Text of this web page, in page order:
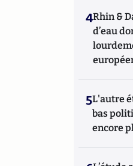
4Rhin &
d’eau
5L'autre
bas
encore